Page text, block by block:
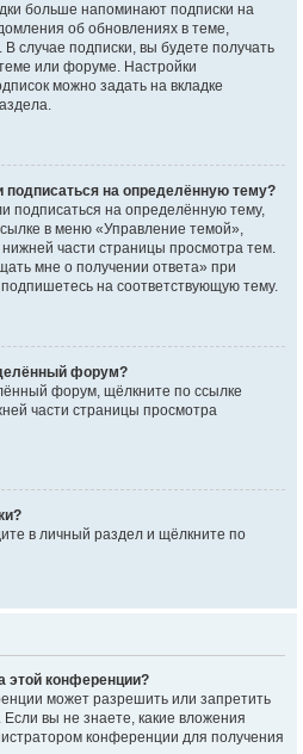
больше напоминают подписки на
об обновлениях в теме,
случае подписки, вы будете получать
или форуме. Настройки
можно задать на вкладке
подписаться на определённую тему?
подписаться на определённую тему,
в меню «Управление темой»,
части страницы просмотра тем.
мне о получении ответа» при
на соответствующую тему.
форум?
форум, щёлкните по ссылке
части страницы просмотра
в личный раздел и щёлкните по
этой конференции?
может разрешить или запретить
вы не знаете, какие вложения
конференции для получения